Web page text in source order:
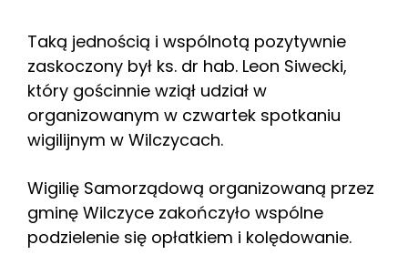
Taką jednością i wspólnotą pozytywnie
zaskoczony był ks. dr hab. Leon Siwecki,
który gościnnie wziął udział w
organizowanym w czwartek spotkaniu
wigilijnym w Wilczycach.
Wigilię Samorządową organizowaną przez
gminę Wilczyce zakończyło wspólne
podzielenie się opłatkiem i kolędowanie.